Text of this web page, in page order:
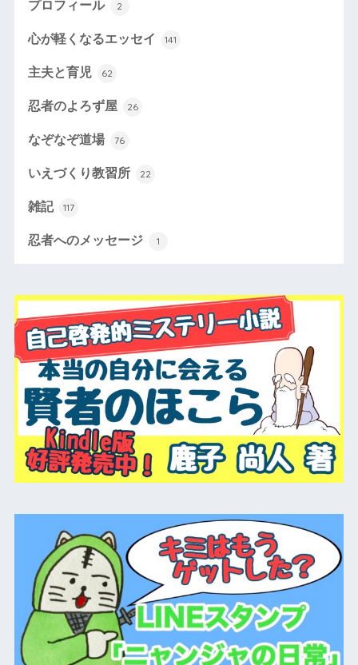
プロフィール 2
心が軽くなるエッセイ 141
主夫と育児 62
忍者のよろず屋 26
なぞなぞ道場 76
いえづくり教習所 22
雑記 117
忍者へのメッセージ 1